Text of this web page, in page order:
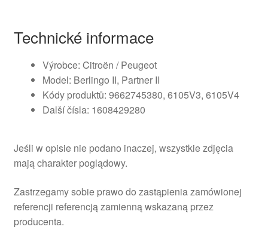
Technické informace
Výrobce: Citroën / Peugeot
Model: Berlingo II, Partner II
Kódy produktů: 9662745380, 6105V3, 6105V4
Další čísla: 1608429280
Jeśli w opisie nie podano inaczej, wszystkie zdjęcia
mają charakter poglądowy.
Zastrzegamy sobie prawo do zastąpienia zamówionej
referencji referencją zamienną wskazaną przez
producenta.